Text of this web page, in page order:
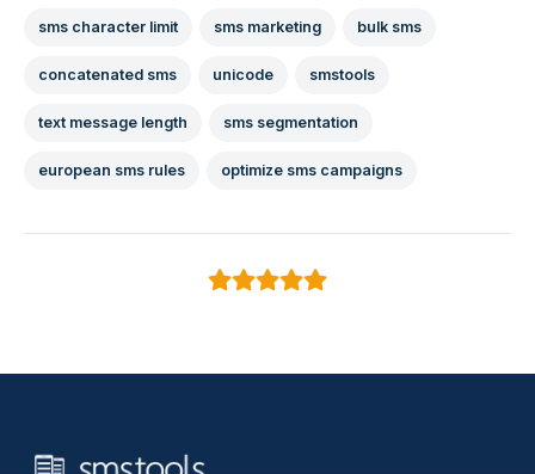
sms character limit sms marketing bulk sms
concatenated sms unicode smstools
text message length sms segmentation
european sms rules optimize sms campaigns